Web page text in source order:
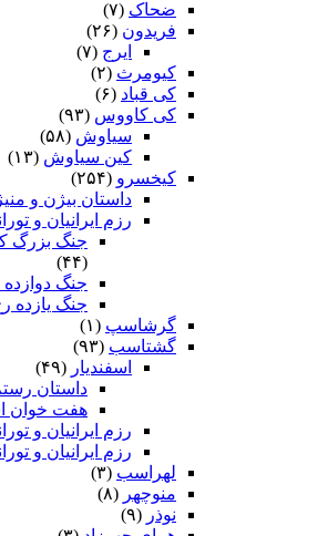
ضحاک (۷)
فریدون (۲۶)
ایرج (۷)
کیومرث (۲)
کی قباد (۶)
کی کاووس (۹۳)
سیاوش (۵۸)
کین سیاوش (۱۳)
کیخسرو (۲۵۴)
داستان بیژن و
رزم ایرانیان و
جنگ بزرگ
(۴۴)
جنگ
جنگ یازده
گرشاسپ (۱)
گشتاسب (۹۳)
اسفندیار (۴۹)
داستان
هفت خوان
رزم ایرانیان و
رزم ایرانیان و
لهراسب (۳)
منوچهر (۸)
نوذر (۹)